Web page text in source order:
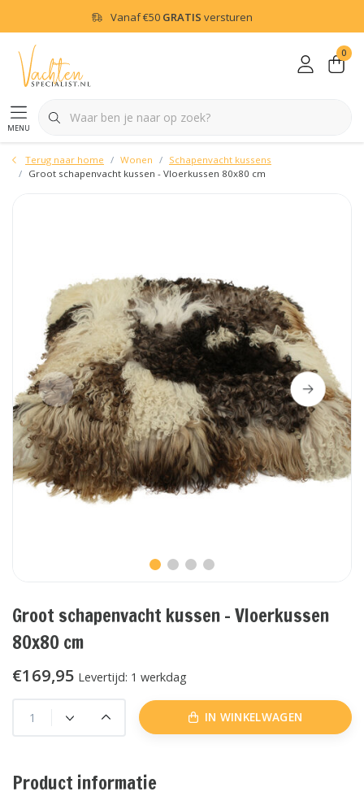
Vanaf€50 GRATIS versturen
menu
0
Terug naar home Wonen
Schapenvacht kussens
Groot schapenvacht kussen - Vloerkussen 80x80 cm
Groot schapenvacht kussen - Vloerkussen
80x80 cm
€169,95 Levertijd: 1 werkdag
IN WINKELWAGEN
Product informatie